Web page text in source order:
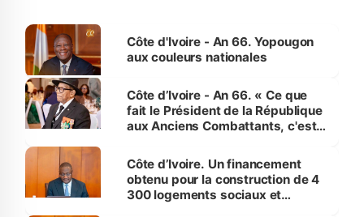
Côte d'Ivoire - An 66. Yopougon
aux couleurs nationales
Côte d’Ivoire - An 66. « Ce que
fait le Président de la République
aux Anciens Combattants, c'est
Côte d’Ivoire. Un financement
obtenu pour la construction de 4
300 logements sociaux et